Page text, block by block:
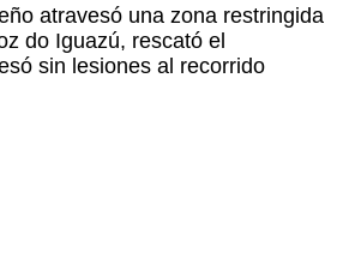
atravesó una zona restringida
do Iguazú, rescató el
sin lesiones al recorrido